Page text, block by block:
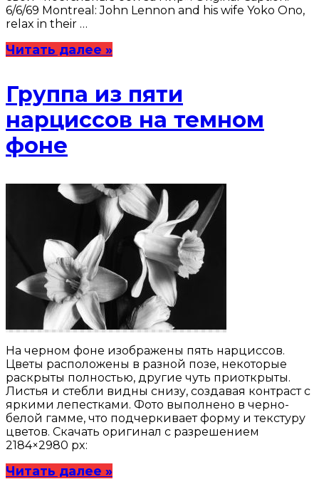
6/6/69 Montreal: John Lennon and his wife Yoko Ono,
relax in their …
Читать далее »
Группа из пяти
нарциссов на темном
фоне
На черном фоне изображены пять нарциссов.
Цветы расположены в разной позе, некоторые
раскрыты полностью, другие чуть приоткрыты.
Листья и стебли видны снизу, создавая контраст с
яркими лепестками. Фото выполнено в черно-
белой гамме, что подчеркивает форму и текстуру
цветов. Скачать оригинал с разрешением
2184×2980 px:
Читать далее »